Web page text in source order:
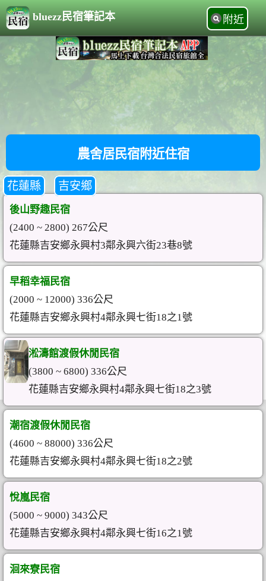
bluezz民宿筆記本 附近
農舍居民宿附近住宿
花蓮縣 吉安鄉
後山野趣民宿
(2400 ~ 2800) 267公尺
花蓮縣吉安鄉永興村3鄰永興六街23巷8號
早稻幸福民宿
(2000 ~ 12000) 336公尺
花蓮縣吉安鄉永興村4鄰永興七街18之1號
淞濤館渡假休閒民宿
(3800 ~ 6800) 336公尺
花蓮縣吉安鄉永興村4鄰永興七街18之3號
潮宿渡假休閒民宿
(4600 ~ 88000) 336公尺
花蓮縣吉安鄉永興村4鄰永興七街18之2號
悅嵐民宿
(5000 ~ 9000) 343公尺
花蓮縣吉安鄉永興村4鄰永興七街16之1號
洄來寮民宿